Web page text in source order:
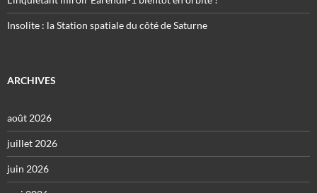
Insolite : la Station spatiale du côté de Saturne
ARCHIVES
août 2026
juillet 2026
juin 2026